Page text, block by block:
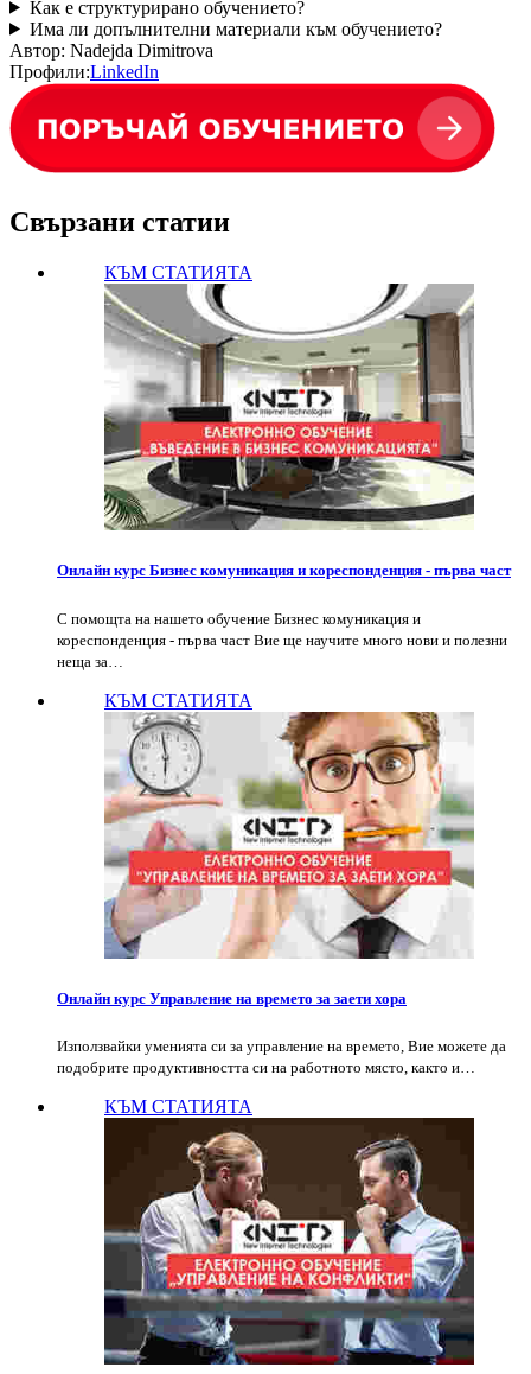
Как е структурирано обучението?
Има ли допълнителни материали към обучението?
Автор: Nadejda Dimitrova
Профили:LinkedIn
Свързани статии
КЪМ СТАТИЯТА
Онлайн курс Бизнес комуникация и кореспонденция - първа част
С помощта на нашето обучение Бизнес комуникация и
кореспонденция - първа част Вие ще научите много нови и полезни
неща за…
КЪМ СТАТИЯТА
Онлайн курс Управление на времето за заети хора
Използвайки уменията си за управление на времето, Вие можете да
подобрите продуктивността си на работното място, както и…
КЪМ СТАТИЯТА